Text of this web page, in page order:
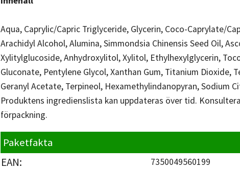
Aqua, Caprylic/Capric Triglyceride, Glycerin, Coco-Caprylate/
Arachidyl Alcohol, Alumina, Simmondsia Chinensis Seed Oil,
Xylitylglucoside, Anhydroxylitol, Xylitol, Ethylhexylglycerin,
Gluconate, Pentylene Glycol, Xanthan Gum, Titanium
Geranyl Acetate, Terpineol, Hexamethylindanopyran, Sodium
Produktens ingredienslista kan uppdateras över tid.
förpackning.
Paketfakta
EAN: 7350049560199